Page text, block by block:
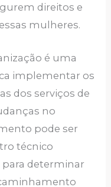
direitos e
mulheres.
é uma
implementar os
dos serviços de
no
pode ser
técnico
para determinar